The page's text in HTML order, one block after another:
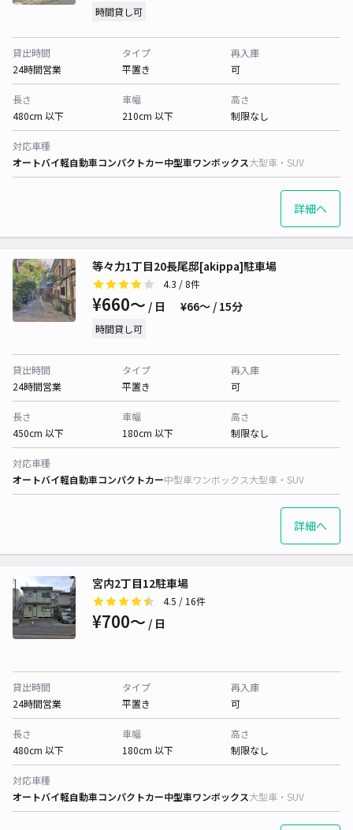
時間貸し可
貸出時間
24時間営業
タイプ
平置き
再入庫
可
長さ
480cm 以下
車幅
210cm 以下
高さ
制限なし
対応車種
オートバイ軽自動車コンパクトカー中型車ワンボックス大型車・SUV
詳細へ
等々力1丁目20長尾邸[akippa]駐車場
4.3 / 8件
¥660〜 / 日 ¥66〜 / 15分
時間貸し可
貸出時間
24時間営業
タイプ
平置き
再入庫
可
長さ
450cm 以下
車幅
180cm 以下
高さ
制限なし
対応車種
オートバイ軽自動車コンパクトカー中型車ワンボックス大型車・SUV
詳細へ
宮内2丁目12駐車場
4.5 / 16件
¥700〜 / 日
貸出時間
24時間営業
タイプ
平置き
再入庫
可
長さ
480cm 以下
車幅
180cm 以下
高さ
制限なし
対応車種
オートバイ軽自動車コンパクトカー中型車ワンボックス大型車・SUV